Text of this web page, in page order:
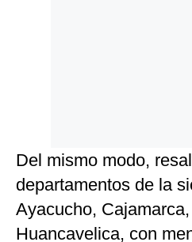
Del mismo modo,
departamentos de la
Ayacucho,
Huancavelica, con